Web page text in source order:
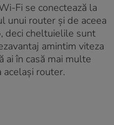
Fi se conectează la
unui router și de aceea
deci cheltuielile sunt
amintim viteza
ai în casă mai multe
router.